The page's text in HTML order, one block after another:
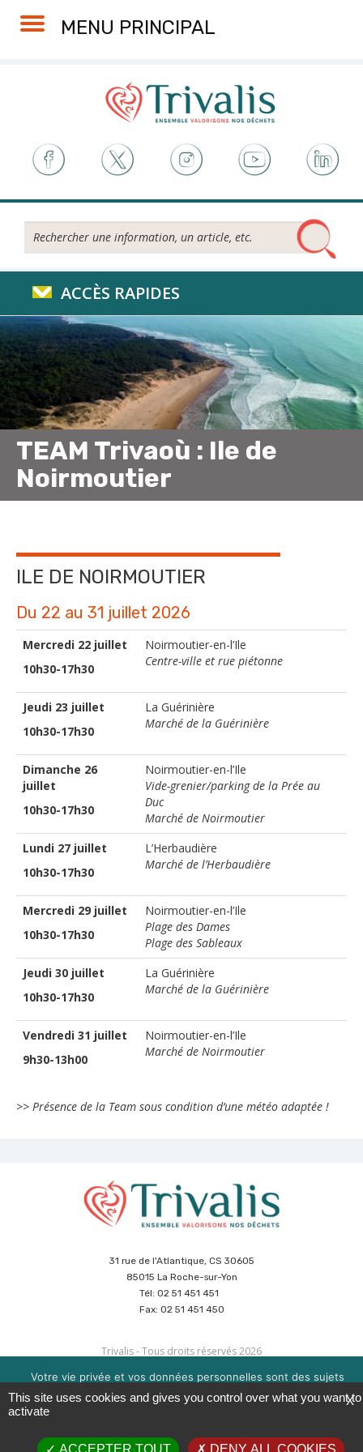
MENU PRINCIPAL
Rechercher...
ACCÈS RAPIDES
TEAM Trivaoù : Ile de
Noirmoutier
ILE DE NOIRMOUTIER
Du 22 au 31 juillet 2026
Mercredi 22 juillet
10h30-17h30
Noirmoutier-en-l’Ile
Centre-ville et rue piétonne
Jeudi 23 juillet
10h30-17h30
La Guérinière
Marché de la Guérinière
Dimanche 26
juillet
10h30-17h30
Noirmoutier-en-l’Ile
Vide-grenier/parking de la Prée au
Duc
Marché de Noirmoutier
Lundi 27 juillet
10h30-17h30
L’Herbaudière
Marché de l’Herbaudière
Mercredi 29 juillet
10h30-17h30
Noirmoutier-en-l’Ile
Plage des Dames
Plage des Sableaux
Jeudi 30 juillet
10h30-17h30
La Guérinière
Marché de la Guérinière
Vendredi 31 juillet
9h30-13h00
Noirmoutier-en-l’Ile
Marché de Noirmoutier
>> Présence de la Team sous condition d’une météo adaptée !
31 rue de l'Atlantique, CS 30605
85015 La Roche-sur-Yon
Tél: 02 51 451 451
Fax: 02 51 451 450
Trivalis - Tous droits réservés 2026
Politique de sécurité des données
Cookies
Réalisation : Agence CUBE&Hypaepa
Votre vie privée et vos données personnelles sont des sujets
importants pour nous. Consultez notre politique de
confidentialité pour en savoir plus. Nous utilisons des cookies
gérer l'acceptation des cookies en cliquant sur la boite en bas à
X
This site uses cookies and gives you control over what you want to
activate
ACCEPTER TOUT DENY ALL COOKIES